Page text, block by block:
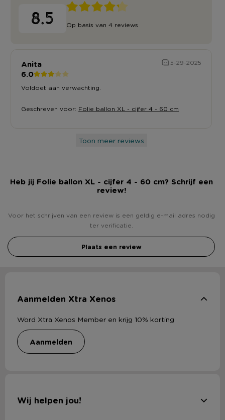
8.5 Op basis van 4 reviews
Anita 5-29-2025
6.0
Voldoet aan verwachting.
Geschreven voor: Folie ballon XL - cijfer 4 - 60 cm
Toon meer reviews
Heb jij Folie ballon XL - cijfer 4 - 60 cm? Schrijf een
review!
Voor het schrijven van een review is een geldig e-mail adres nodig
ter verificatie.
Plaats een review
Aanmelden Xtra Xenos
Word Xtra Xenos Member en krijg 10% korting
aanmelden
Wij helpen jou!